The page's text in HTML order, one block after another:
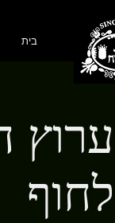
בית
ערוץ
לחוף